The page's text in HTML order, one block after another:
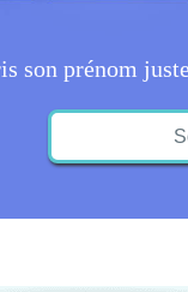
son prénom